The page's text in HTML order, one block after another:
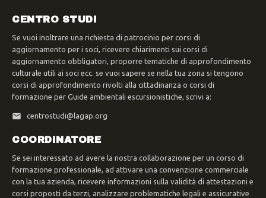
CENTRO STUDI
Se vuoi inoltrare una richiesta di patrocinio per corsi di
aggiornamento per i soci, ricevere chiarimenti sui corsi di
aggiornamento obbligatori, proporre tematiche di approfondimento
culturale utili ai soci ecc. se vuoi sapere se nella tua zona si tengono
corsi di approfondimento rivolti alla cittadinanza o corsi di
formazione per Guide ambientali escursionistiche, scrivi a:
centrostudi@lagap.org
COORDINATORE
Se sei interessato ad avere la nostra collaborazione per un corso di
formazione professionale, ad attivare una convenzione commerciale
con la tua azienda, ricevere informazioni sulla validità di attestazioni e
corsi proposti da terzi, analizzare problematiche legali e assicurative